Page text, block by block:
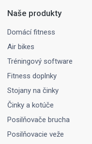
Naše produkty
Domácí fitness
Air bikes
Tréningový software
Fitness doplnky
Stojany na činky
Činky a kotúče
Posilňovače brucha
Posilňovacie veže